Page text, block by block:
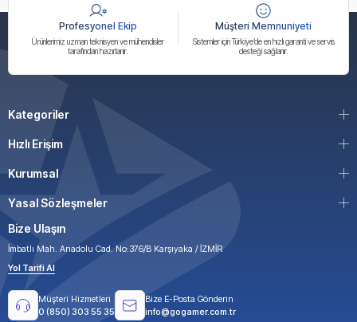
Profesyonel Ekip
Ürünlerimiz uzman teknisyen ve mühendisler
tarafından hazırlanır.
Müşteri Memnuniyeti
Sistemler için Türkiye’de en hızlı garanti ve servis
desteği sağlanır.
Kategoriler
Hızlı Erişim
Kurumsal
Yasal Sözleşmeler
Bize Ulaşın
İmbatlı Mah. Anadolu Cad. No:376/B Karşıyaka / İZMİR
Yol Tarifi Al
Müşteri Hizmetleri
0 (850) 303 55 35
Bize E-Posta Gönderin
info@gogamer.com.tr